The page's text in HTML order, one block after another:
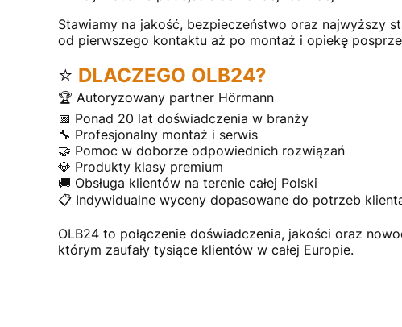
Stawiamy na jakość, bezpieczeństwo oraz najwyższy
od pierwszego kontaktu aż po montaż i opiekę
⭐ DLACZEGO OLB24?
🏆 Autoryzowany partner Hörmann
📅 Ponad 20 lat doświadczenia w branży
🔧 Profesjonalny montaż i serwis
🤝 Pomoc w doborze odpowiednich rozwiązań
💎 Produkty klasy premium
🚚 Obsługa klientów na terenie całej Polski
📋 Indywidualne wyceny dopasowane do potrzeb
OLB24 to połączenie doświadczenia, jakości oraz
którym zaufały tysiące klientów w całej Europie.